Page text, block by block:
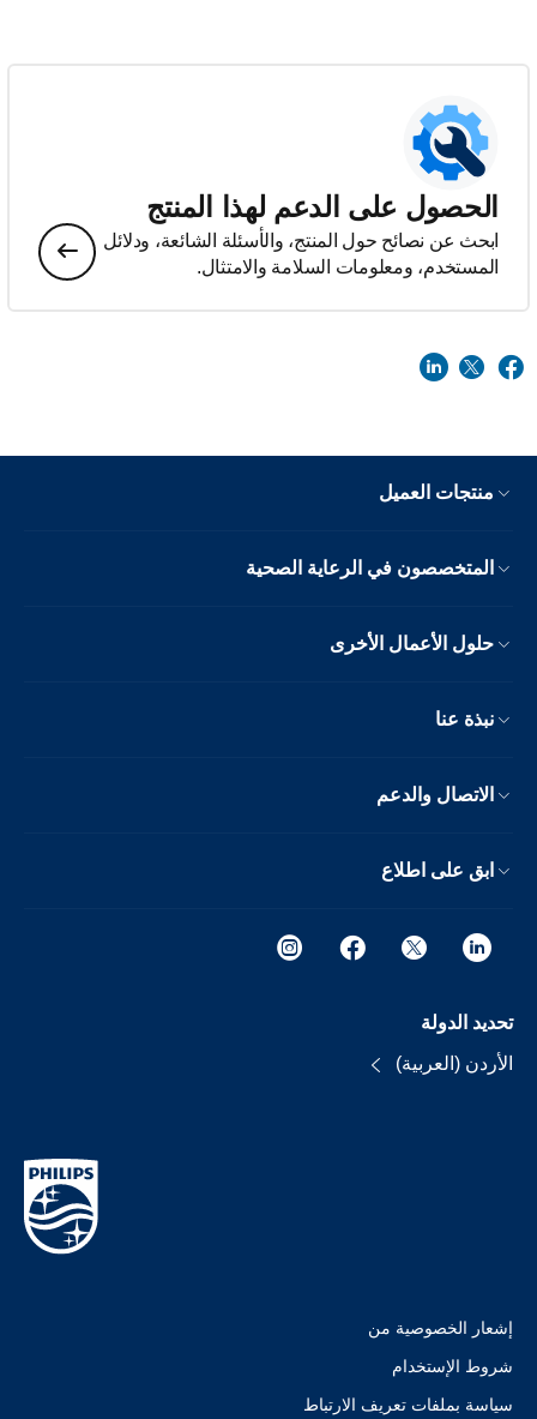
الحصول على الدعم لهذا المنتج
ابحث عن نصائح حول المنتج، والأسئلة الشائعة، ودلائل
المستخدم، ومعلومات السلامة والامتثال.
منتجات العميل
المتخصصون في الرعاية الصحية
حلول الأعمال الأخرى
نبذة عنا
الاتصال والدعم
ابق على اطلاع
تحديد الدولة
الأردن (العربية)
إشعار الخصوصية من
شروط الإستخدام
سياسة بملفات تعريف الارتباط